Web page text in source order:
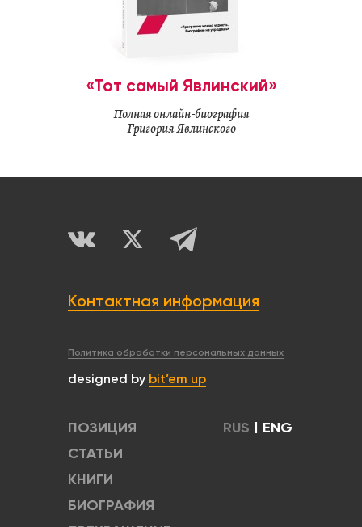
«Тот самый Явлинский»
Полная онлайн-биография
Григория Явлинского
Контактная информация
Политика обработки персональных данных
designed by bit’em up
ПОЗИЦИЯ
СТАТЬИ
КНИГИ
БИОГРАФИЯ
RUS | ENG